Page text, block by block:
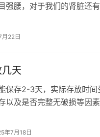
强腰，对于我们的肾脏还
22日
天
保存2-3天，实际存放时
以及是否完整无破损等因
年7月18日